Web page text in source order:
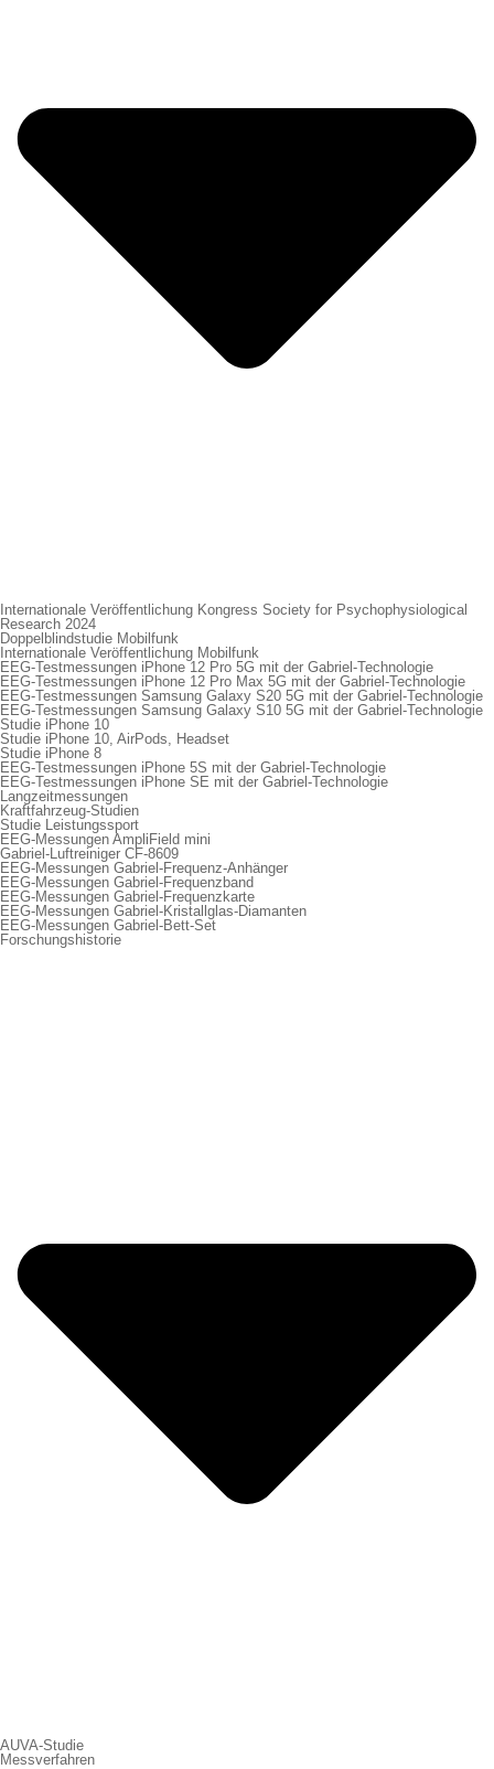
Internationale Veröffentlichung Kongress Society for Psychophysiological
Research 2024
Doppelblindstudie Mobilfunk
Internationale Veröffentlichung Mobilfunk
EEG-Testmessungen iPhone 12 Pro 5G mit der Gabriel-Technologie
EEG-Testmessungen iPhone 12 Pro Max 5G mit der Gabriel-Technologie
EEG-Testmessungen Samsung Galaxy S20 5G mit der Gabriel-Technologie
EEG-Testmessungen Samsung Galaxy S10 5G mit der Gabriel-Technologie
Studie iPhone 10
Studie iPhone 10, AirPods, Headset
Studie iPhone 8
EEG-Testmessungen iPhone 5S mit der Gabriel-Technologie
EEG-Testmessungen iPhone SE mit der Gabriel-Technologie
Langzeitmessungen
Kraftfahrzeug-Studien
Studie Leistungssport
EEG-Messungen AmpliField mini
Gabriel-Luftreiniger CF-8609
EEG-Messungen Gabriel-Frequenz-Anhänger
EEG-Messungen Gabriel-Frequenzband
EEG-Messungen Gabriel-Frequenzkarte
EEG-Messungen Gabriel-Kristallglas-Diamanten
EEG-Messungen Gabriel-Bett-Set
Forschungshistorie
AUVA-Studie
Messverfahren